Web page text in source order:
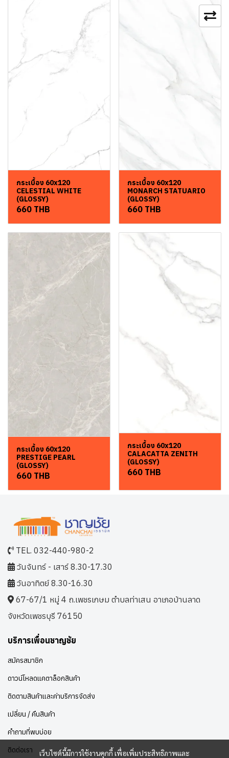
กระเบื้อง 60x120
CELESTIAL WHITE
(GLOSSY)
660 THB
กระเบื้อง 60x120
MONARCH STATUARIO
(GLOSSY)
660 THB
กระเบื้อง 60x120
PRESTIGE PEARL
(GLOSSY)
660 THB
กระเบื้อง 60x120
CALACATTA ZENITH
(GLOSSY)
660 THB
เว็บไซต์นี้มีการใช้งานคุกกี้ เพื่อเพิ่มประสิทธิภาพและ
TEL. 032-440-980-2
วันจันทร์ - เสาร์ 8.30-17.30
วันอาทิตย์ 8.30-16.30
67-67/1 หมู่ 4 ถ.เพชรเกษม ตำบลท่าเสน อาเภอบ้านลาด
จังหวัดเพชรบุรี 76150
บริการเพื่อนชาญชัย
สมัครสมาชิก
ดาวน์โหลดแคตาล็อกสินค้า
ติดตามสินค้าและค่าบริการจัดส่ง
เปลี่ยน / คืนสินค้า
คำถามที่พบบ่อย
ติดต่อเรา